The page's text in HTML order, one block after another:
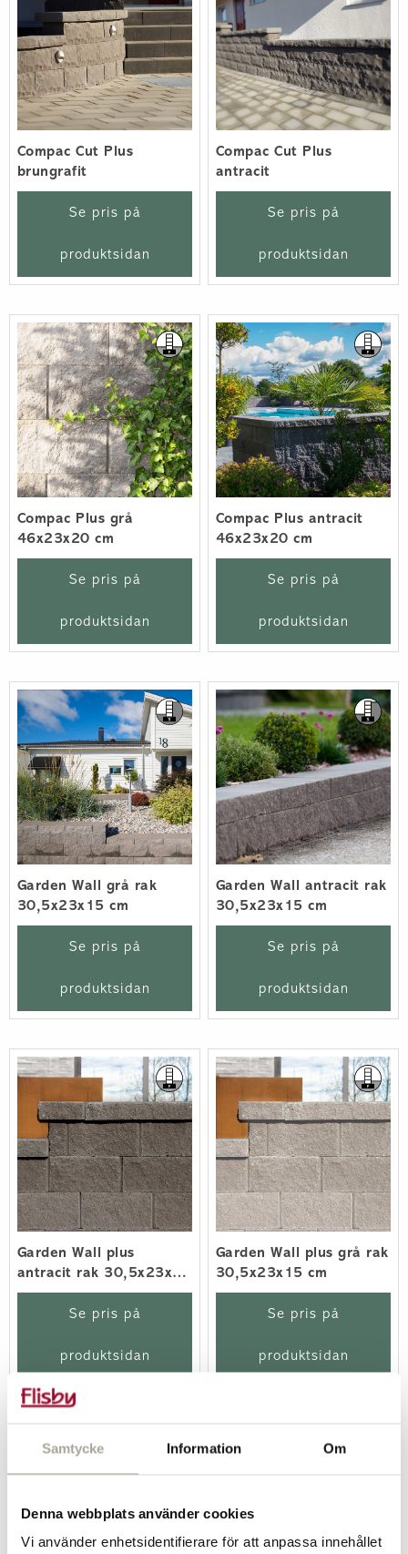
Samtycke Information Om
Denna webbplats använder cookies
Vi använder enhetsidentifierare för att anpassa innehållet
Compac Cut Plus
brungrafit
Se pris på
produktsidan
Compac Cut Plus
antracit
Se pris på
produktsidan
Compac Plus grå
46x23x20 cm
Se pris på
produktsidan
Compac Plus antracit
46x23x20 cm
Se pris på
produktsidan
Garden Wall grå rak
30,5x23x15 cm
Se pris på
produktsidan
Garden Wall antracit rak
30,5x23x15 cm
Se pris på
produktsidan
Garden Wall plus
antracit rak 30,5x23x15
cm
Se pris på
produktsidan
Garden Wall plus grå rak
30,5x23x15 cm
Se pris på
produktsidan